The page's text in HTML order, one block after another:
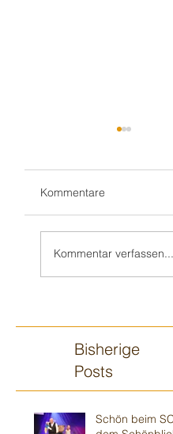
Ilvesheimer
Kindergeburtstag
Kommentare
Kommentar verfassen...
Bisherige
Posts
Schön beim